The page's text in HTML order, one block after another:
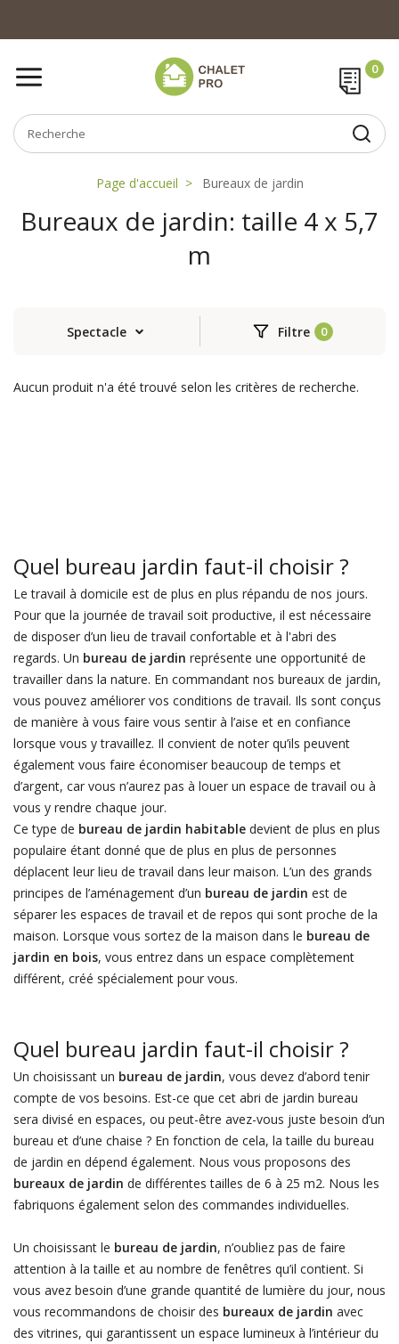
Page d'accueil Bureaux de jardin
Bureaux de jardin: taille 4 x 5,7
m
Spectacle Filtre
Aucun produit n'a été trouvé selon les critères de recherche.
Quel bureau jardin faut-il choisir ?
Le travail à domicile est de plus en plus répandu de nos jours.
Pour que la journée de travail soit productive, il est nécessaire
de disposer d’un lieu de travail confortable et à l'abri des
regards. Un bureau de jardin représente une opportunité de
travailler dans la nature. En commandant nos bureaux de jardin,
vous pouvez améliorer vos conditions de travail. Ils sont conçus
de manière à vous faire vous sentir à l’aise et en confiance
lorsque vous y travaillez. Il convient de noter qu’ils peuvent
également vous faire économiser beaucoup de temps et
d’argent, car vous n’aurez pas à louer un espace de travail ou à
vous y rendre chaque jour.
Ce type de bureau de jardin habitabledevient de plus en plus
populaire étant donné que de plus en plus de personnes
déplacent leur lieu de travail dans leur maison. L’un des grands
principes de l’aménagement d’un bureau de jardin est de
séparer les espaces de travail et de repos qui sont proche de la
maison. Lorsque vous sortez de la maison dans le bureau de
jardin en bois, vous entrez dans un espace complètement
différent, créé spécialement pour vous.
Quel bureau jardin faut-il choisir ?
Un choisissant un bureau de jardin, vous devez d’abord tenir
compte de vos besoins. Est-ce que cet abri de jardin bureau
sera divisé en espaces, ou peut-être avez-vous juste besoin d’un
bureau et d’une chaise ? En fonction de cela, la taille du bureau
de jardin en dépend également. Nous vous proposons des
bureaux de jardin de différentes tailles de 6 à 25 m2. Nous les
fabriquons également selon des commandes individuelles.
Un choisissant le bureau de jardin, n’oubliez pas de faire
attention à la taille et au nombre de fenêtres qu’il contient. Si
vous avez besoin d’une grande quantité de lumière du jour, nous
vous recommandons de choisir des bureaux de jardin avec
des vitrines, qui garantissent un espace lumineux à l’intérieur du